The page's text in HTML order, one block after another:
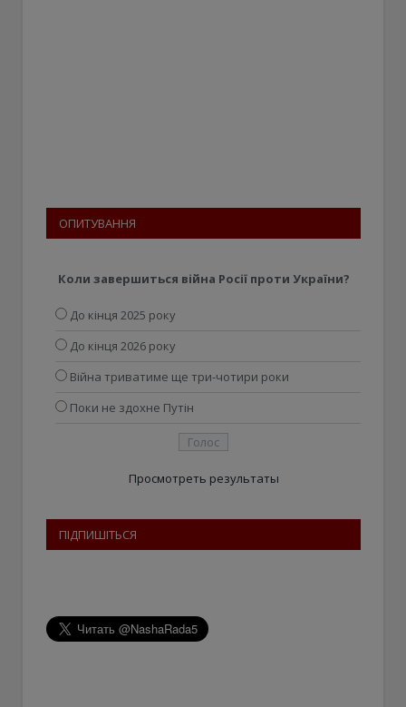
ОПИТУВАННЯ
Коли завершиться війна Росії проти України?
До кінця 2025 року
До кінця 2026 року
Війна триватиме ще три-чотири роки
Поки не здохне Путін
Просмотреть результаты
ПІДПИШІТЬСЯ